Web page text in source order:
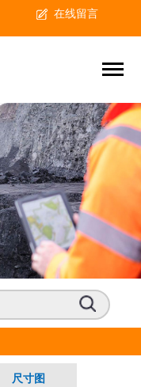
在线留言
尺寸图